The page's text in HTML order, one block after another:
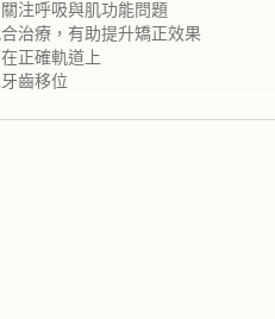
注呼吸與肌功能問題
治療，有助提升矯正效果
正確軌道上
齒移位